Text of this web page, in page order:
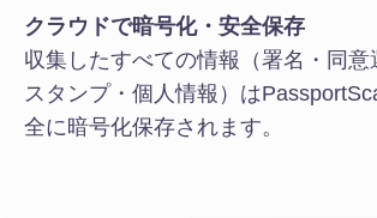
クラウドで暗号化・安全保存
収集したすべての情報（署名・同意
スタンプ・個人情報）は
全に暗号化保存されます。